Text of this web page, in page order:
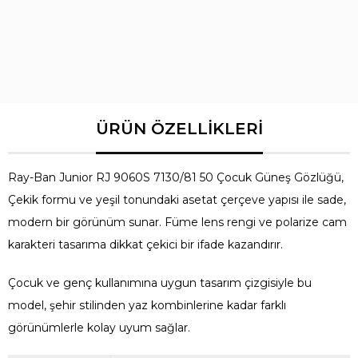
Ray-Ban Junior RJ 9060S 7130/81 50 Çocuk Güneş Gözlüğü,
Çekik formu ve yeşil tonundaki asetat çerçeve yapısı ile sade,
modern bir görünüm sunar. Füme lens rengi ve polarize cam
karakteri tasarıma dikkat çekici bir ifade kazandırır.
Çocuk ve genç kullanımına uygun tasarım çizgisiyle bu
model, şehir stilinden yaz kombinlerine kadar farklı
görünümlerle kolay uyum sağlar.